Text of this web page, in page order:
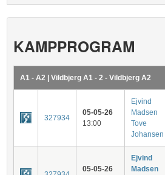
KAMPPROGRAM
A1 - A2 | Vildbjerg A1 - 2 - Vildbjerg A2
327934
05-05-26
13:00
Ejvind
Madsen
Tove
Johansen
05-05-26
Ejvind
Madsen